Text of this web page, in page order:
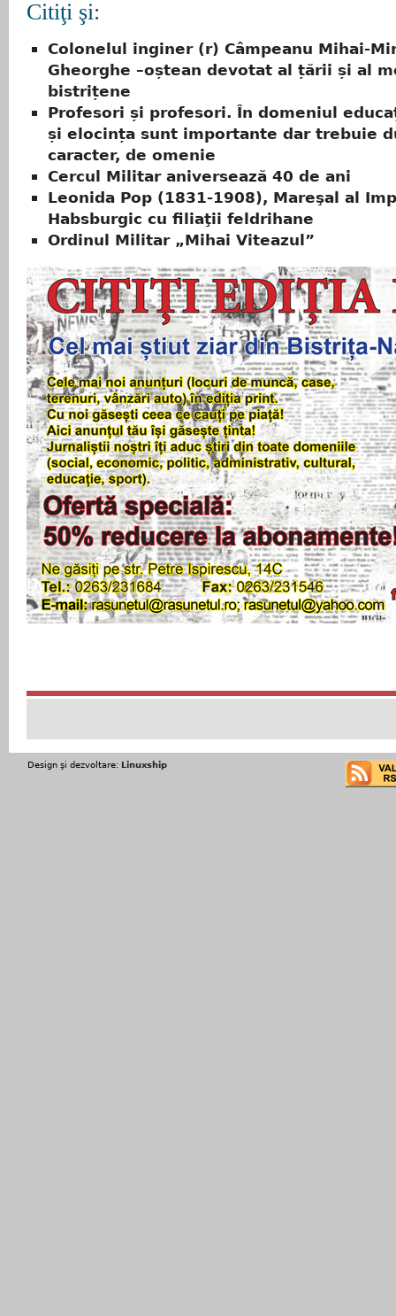
Citiţi şi:
Colonelul inginer (r) Câmpeanu Mihai-
Gheorghe –oștean devotat al țării și al
bistrițene
Profesori și profesori. În domeniul
și elocința sunt importante dar trebuie
caracter, de omenie
Cercul Militar aniversează 40 de ani
Leonida Pop (1831-1908), Mareşal al
Habsburgic cu filiaţii feldrihane
Ordinul Militar „Mihai Viteazul”
Design şi dezvoltare: Linuxship